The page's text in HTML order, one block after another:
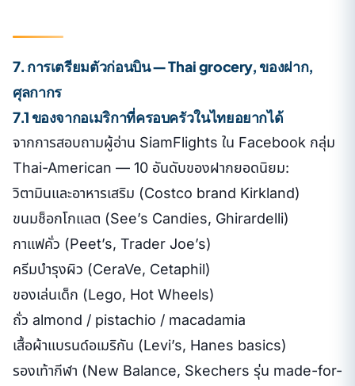
7. การเตรียมตัวก่อนบิน — Thai grocery, ของฝาก,
ศุลกากร
7.1 ของจากอเมริกาที่ครอบครัวในไทยอยากได้
จากการสอบถามผู้อ่าน SiamFlights ใน Facebook กลุ่ม
Thai-American — 10 อันดับของฝากยอดนิยม:
วิตามินและอาหารเสริม (Costco brand Kirkland)
ขนมช็อกโกแลต (See’s Candies, Ghirardelli)
กาแฟคั่ว (Peet’s, Trader Joe’s)
ครีมบำรุงผิว (CeraVe, Cetaphil)
ของเล่นเด็ก (Lego, Hot Wheels)
ถั่ว almond / pistachio / macadamia
เสื้อผ้าแบรนด์อเมริกัน (Levi’s, Hanes basics)
รองเท้ากีฬา (New Balance, Skechers รุ่น made-for-